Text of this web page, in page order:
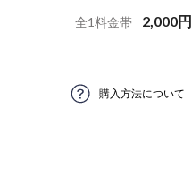
全1料金帯 2,000円
購入方法について